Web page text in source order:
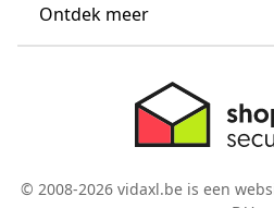
Ontdek meer
© 2008-2026 vidaxl.be is een